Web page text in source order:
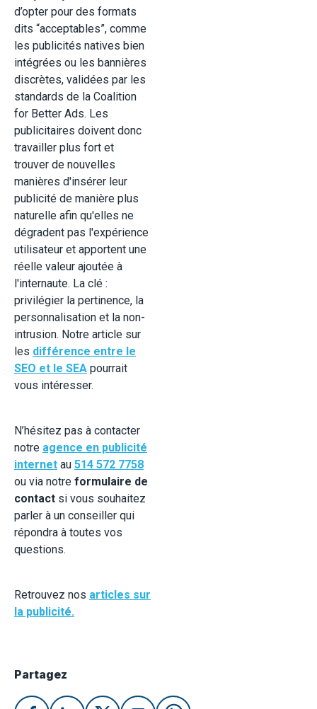
d’opter pour des formats
dits “acceptables”, comme
les publicités natives bien
intégrées ou les bannières
discrètes, validées par les
standards de la Coalition
for Better Ads. Les
publicitaires doivent donc
travailler plus fort et
trouver de nouvelles
manières d'insérer leur
publicité de manière plus
naturelle afin qu'elles ne
dégradent pas l'expérience
utilisateur et apportent une
réelle valeur ajoutée à
l'internaute. La clé :
privilégier la pertinence, la
personnalisation et la non-
intrusion. Notre article sur
les différence entre le
SEO et le SEA pourrait
vous intéresser.
N’hésitez pas à contacter
notre agence en publicité
internet au 514 572 7758
ou via notre formulaire de
contact si vous souhaitez
parler à un conseiller qui
répondra à toutes vos
questions.
Retrouvez nos articles sur
la publicité.
Partagez